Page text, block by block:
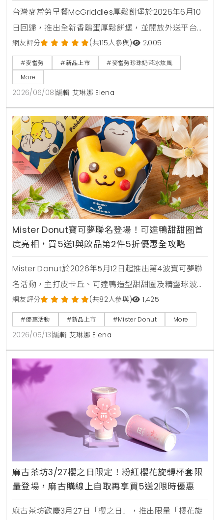
台灣麥當勞早餐McGriddles厚鬆餅堡於2026年6月10
日回歸，推出全新香鷄蛋厚鬆餅堡，並開放外送平台購
買。社群人氣冰品珍珠奶茶冰炫風同步限量回歸，完整
販售時間與價格品項快來看。
網友評分 (共115人參與) 2,005
#麥當勞 #新品上市
#麥當勞珍珠奶茶冰炫風
More
2026/06/08 編輯 艾琳娜 Elena
Mister Donut寶可夢聯名登場！可達鴨甜甜圈首
度亮相，買5送1與飲品第2件5折優惠全攻略
Mister Donut於2026年5月12日起推出第4波寶可夢聯
名活動，主打皮卡丘、可達鴨造型甜甜圈及精靈球波
堤。活動同步推出不鏽鋼吸管杯、旅行收納袋等5款實
用加購周邊，並享有買5送1及飲品第2件5折等限時優
惠，打造夏日療癒系美食饗宴。
網友評分 (共82人參與) 1,425
#優惠活動 #新品上市 #Mister Donut More
2026/05/13 編輯 艾琳娜 Elena
麻古茶坊3/27櫻之日限定！粉紅櫻花旋轉杯套限
量登場，麻古購線上自取再享買5送2限時優惠
麻古茶坊歡慶3月27日「櫻之日」，推出限量「櫻花旋